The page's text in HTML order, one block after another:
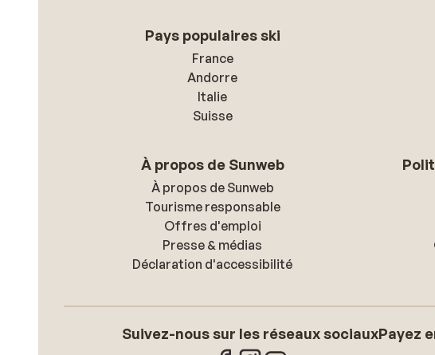
Pays populaires ski
France
Andorre
Italie
Suisse
À propos de Sunweb
À propos de Sunweb
Tourisme responsable
Offres d'emploi
Presse & médias
Déclaration d'accessibilité
Suivez-nous sur les réseaux sociauxPayez